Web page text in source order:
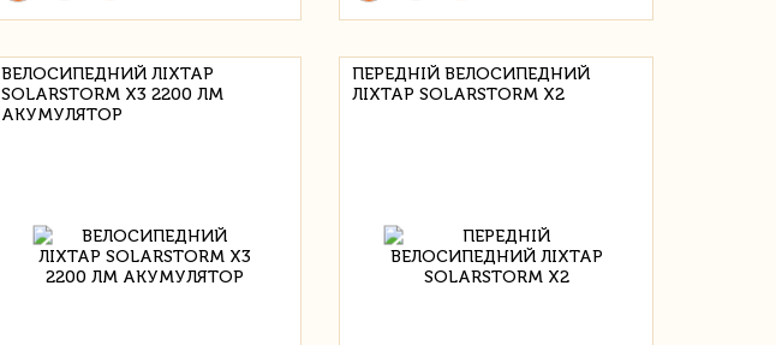
ВЕЛОСИПЕДНИЙ ЛІХТАР
SOLARSTORM X3 2200 ЛМ
АКУМУЛЯТОР
ПЕРЕДНІЙ ВЕЛОСИПЕДНИЙ
ЛІХТАР SOLARSTORM X2